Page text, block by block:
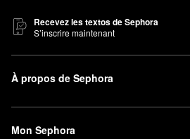
Recevez les textos de Sephora
S’inscrire maintenant
À propos de Sephora
Mon Sephora